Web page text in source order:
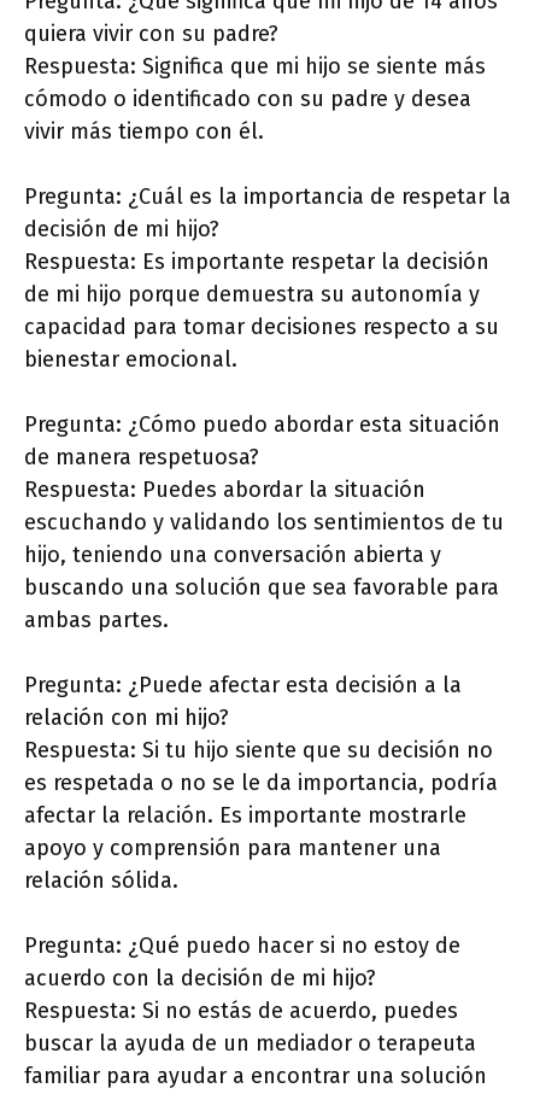
quiera vivir con su padre?
Respuesta: Significa que mi hijo se siente más
cómodo o identificado con su padre y desea
vivir más tiempo con él.
Pregunta: ¿Cuál es la importancia de respetar la
decisión de mi hijo?
Respuesta: Es importante respetar la decisión
de mi hijo porque demuestra su autonomía y
capacidad para tomar decisiones respecto a su
bienestar emocional.
Pregunta: ¿Cómo puedo abordar esta situación
de manera respetuosa?
Respuesta: Puedes abordar la situación
escuchando y validando los sentimientos de tu
hijo, teniendo una conversación abierta y
buscando una solución que sea favorable para
ambas partes.
Pregunta: ¿Puede afectar esta decisión a la
relación con mi hijo?
Respuesta: Si tu hijo siente que su decisión no
es respetada o no se le da importancia, podría
afectar la relación. Es importante mostrarle
apoyo y comprensión para mantener una
relación sólida.
Pregunta: ¿Qué puedo hacer si no estoy de
acuerdo con la decisión de mi hijo?
Respuesta: Si no estás de acuerdo, puedes
buscar la ayuda de un mediador o terapeuta
familiar para ayudar a encontrar una solución